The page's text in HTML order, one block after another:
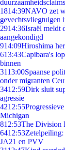
duurzaamheidsclaims
1814:39NAVO zet
gevechtsvliegtuigen
2914:36Israël meldt
aangekondigd
914:09Hiroshima
613:43Capibara's
binnen
3113:00Spaanse
onder migranten
3412:59Dirk sluit
agressie
4212:55
Michigan
812:53The Division
6412:53
JA21 en PVV